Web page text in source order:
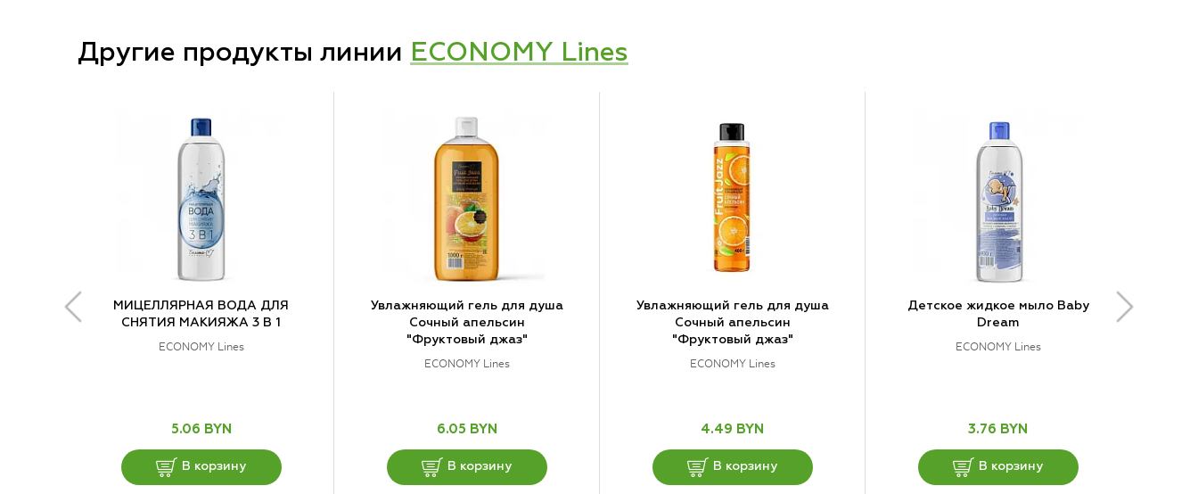
Другие продукты линии ECONOMY Lines
МИЦЕЛЛЯРНАЯ ВОДА ДЛЯ
СНЯТИЯ МАКИЯЖА 3 В 1
ECONOMY Lines
5.06 BYN
В корзину
Увлажняющий гель для душа
Сочный апельсин
"Фруктовый джаз"
ECONOMY Lines
6.05 BYN
В корзину
Увлажняющий гель для душа
Сочный апельсин
"Фруктовый джаз"
ECONOMY Lines
4.49 BYN
В корзину
Детское жидкое мыло Baby
Dream
ECONOMY Lines
3.76 BYN
В корзину